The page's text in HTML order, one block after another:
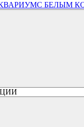
С БЕЛЫМ